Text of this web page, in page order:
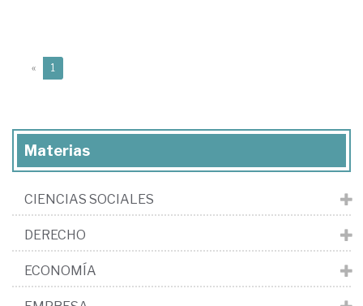
« 1
Materias
CIENCIAS SOCIALES
DERECHO
ECONOMÍA